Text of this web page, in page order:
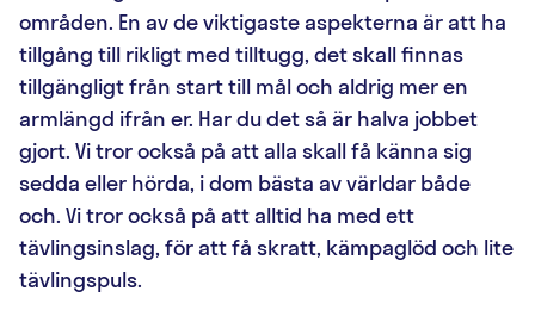
områden. En av de viktigaste aspekterna är att ha
tillgång till rikligt med tilltugg, det skall finnas
tillgängligt från start till mål och aldrig mer en
armlängd ifrån er. Har du det så är halva jobbet
gjort. Vi tror också på att alla skall få känna sig
sedda eller hörda, i dom bästa av världar både
och. Vi tror också på att alltid ha med ett
tävlingsinslag, för att få skratt, kämpaglöd och lite
tävlingspuls.